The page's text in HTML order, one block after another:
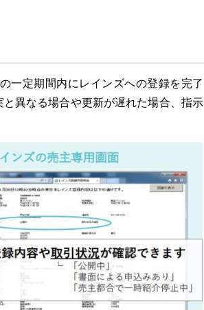
一定期間内にレインズへの登録を完了
異なる場合や更新が遅れた場合、指示